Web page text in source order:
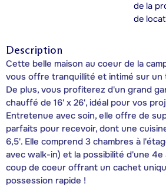
de la
de
Description
Cette belle maison au coeur de la
vous offre tranquillité et intimé sur un
De plus, vous profiterez d'un grand
chauffé de 16' x 26', idéal pour vos
Entretenue avec soin, elle offre de
parfaits pour recevoir, dont une
6,5'. Elle comprend 3 chambres à
avec walk-in) et la possibilité d'une 4e
coup de coeur offrant un cachet
possession rapide !